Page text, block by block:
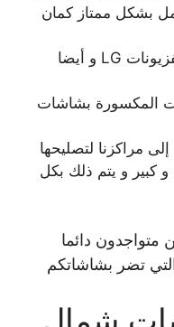
بشكل ممتاز كمان
أيضا نعمل على تصليح تلفزيونات LG و أيضا
المكسورة بشاشات
مراكزنا لتصليحها
كبير و يتم ذلك بكل
متواجدون دائما
تضر بشاشاتكم